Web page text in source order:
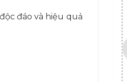
đáo và hiệu quả